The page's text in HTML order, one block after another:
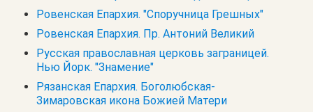
Ровенская Епархия. "Споручница Грешных"
Ровенская Епархия. Пр. Антоний Великий
Русская православная церковь заграницей.
Нью Йорк. "Знамение"
Рязанская Епархия. Боголюбская-
Зимаровская икона Божией Матери